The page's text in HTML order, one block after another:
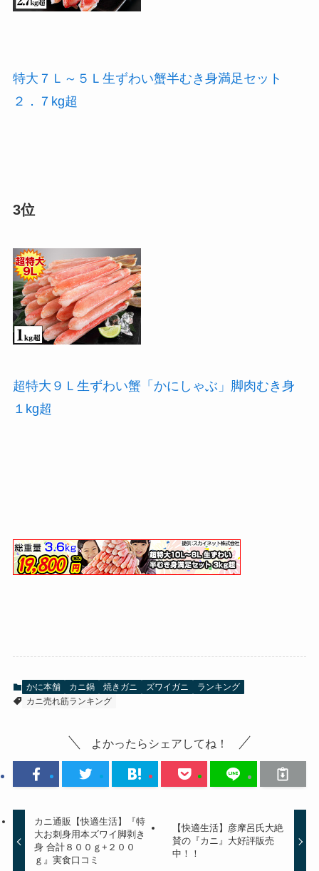
特大７Ｌ～５Ｌ生ずわい蟹半むき身満足セット
２．７kg超
3位
超特大９Ｌ生ずわい蟹「かにしゃぶ」脚肉むき身
１kg超
かに本舗 カニ鍋 焼きガニ ズワイガニ
ランキング
カニ売れ筋ランキング
よかったらシェアしてね！
カニ通販【快適生活】『特
大お刺身用本ズワイ脚剥き
身 合計８００ｇ+２００
ｇ』実食口コミ
【快適生活】彦摩呂氏大絶
賛の『カニ』大好評販売
中！！